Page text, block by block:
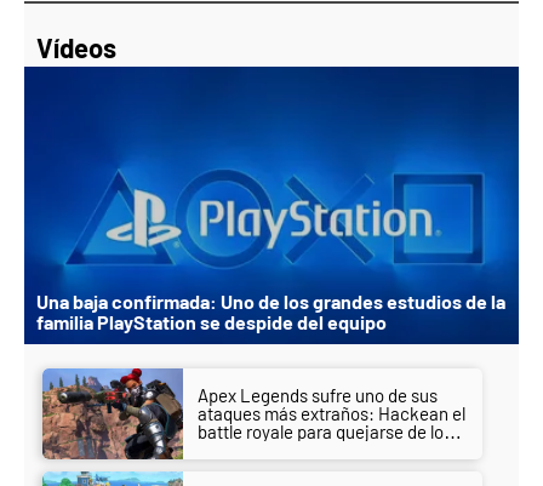
Vídeos
Una baja confirmada: Uno de los grandes estudios de la
familia PlayStation se despide del equipo
Apex Legends sufre uno de sus
ataques más extraños: Hackean el
battle royale para quejarse de los